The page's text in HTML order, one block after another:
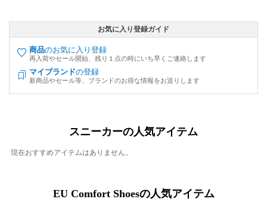
お気に入り登録ガイド
商品のお気に入り登録
再入荷やセール開始、残り１点の時にいち早くご連絡します
マイブランドの登録
新商品やセール等、ブランドのお得な情報をお送りします
スニーカーの人気アイテム
現在おすすめアイテムはありません。
EU Comfort Shoesの人気アイテム